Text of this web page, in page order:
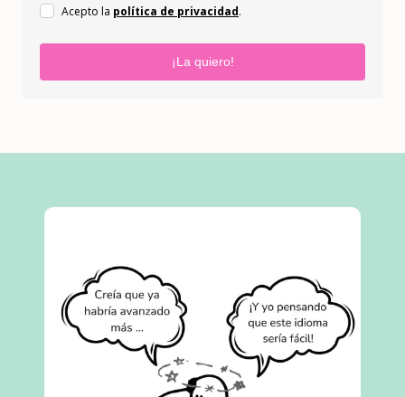
Acepto la política de privacidad.
¡La quiero!